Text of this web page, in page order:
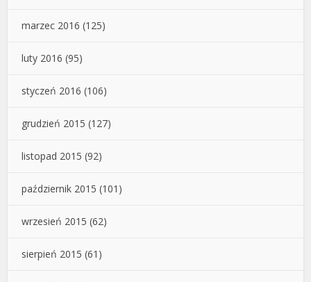
marzec 2016 (125)
luty 2016 (95)
styczeń 2016 (106)
grudzień 2015 (127)
listopad 2015 (92)
październik 2015 (101)
wrzesień 2015 (62)
sierpień 2015 (61)